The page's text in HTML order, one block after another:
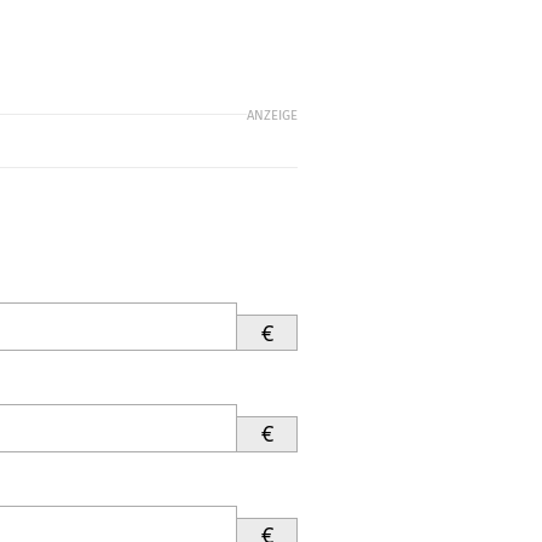
ANZEIGE
€
€
€